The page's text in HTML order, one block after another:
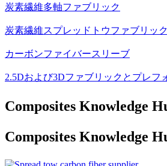
炭素繊維多軸ファブリック
炭素繊維スプレッドトウファブリック
カーボンファイバースリーブ
2.5Dおよび3Dファブリックとプレフ
Composites Knowledge
Composites Knowledge